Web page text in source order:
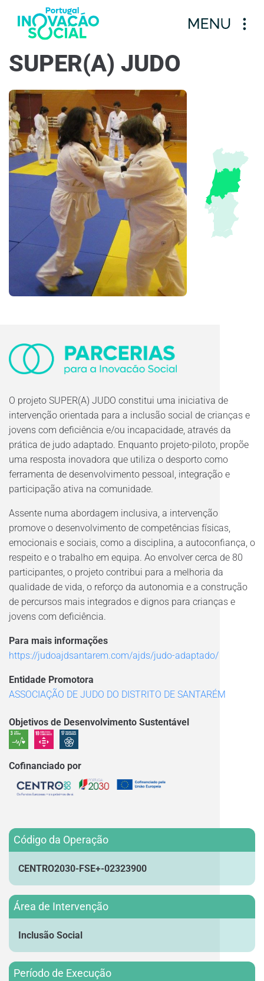
SUPER(A) JUDO
O projeto SUPER(A) JUDO constitui uma iniciativa de
intervenção orientada para a inclusão social de crianças e
jovens com deficiência e/ou incapacidade, através da
prática de judo adaptado. Enquanto projeto-piloto, propõe
uma resposta inovadora que utiliza o desporto como
ferramenta de desenvolvimento pessoal, integração e
participação ativa na comunidade.
Assente numa abordagem inclusiva, a intervenção
promove o desenvolvimento de competências físicas,
emocionais e sociais, como a disciplina, a autoconfiança, o
respeito e o trabalho em equipa. Ao envolver cerca de 80
participantes, o projeto contribui para a melhoria da
qualidade de vida, o reforço da autonomia e a construção
de percursos mais integrados e dignos para crianças e
jovens com deficiência.
Para mais informações
https://judoajdsantarem.com/ajds/judo-adaptado/
Entidade Promotora
ASSOCIAÇÃO DE JUDO DO DISTRITO DE SANTARÉM
Objetivos de Desenvolvimento Sustentável
Cofinanciado por
Código da Operação
CENTRO2030-FSE+-02323900
Área de Intervenção
Inclusão Social
Período de Execução